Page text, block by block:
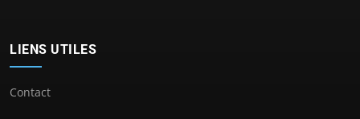
LIENS UTILES
Contact